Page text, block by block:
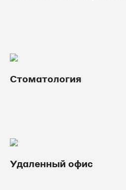
Стоматология
Удаленный офис